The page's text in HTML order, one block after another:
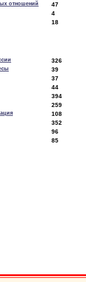
отношений 47
4
18
326
39
37
44
394
259
108
352
96
85